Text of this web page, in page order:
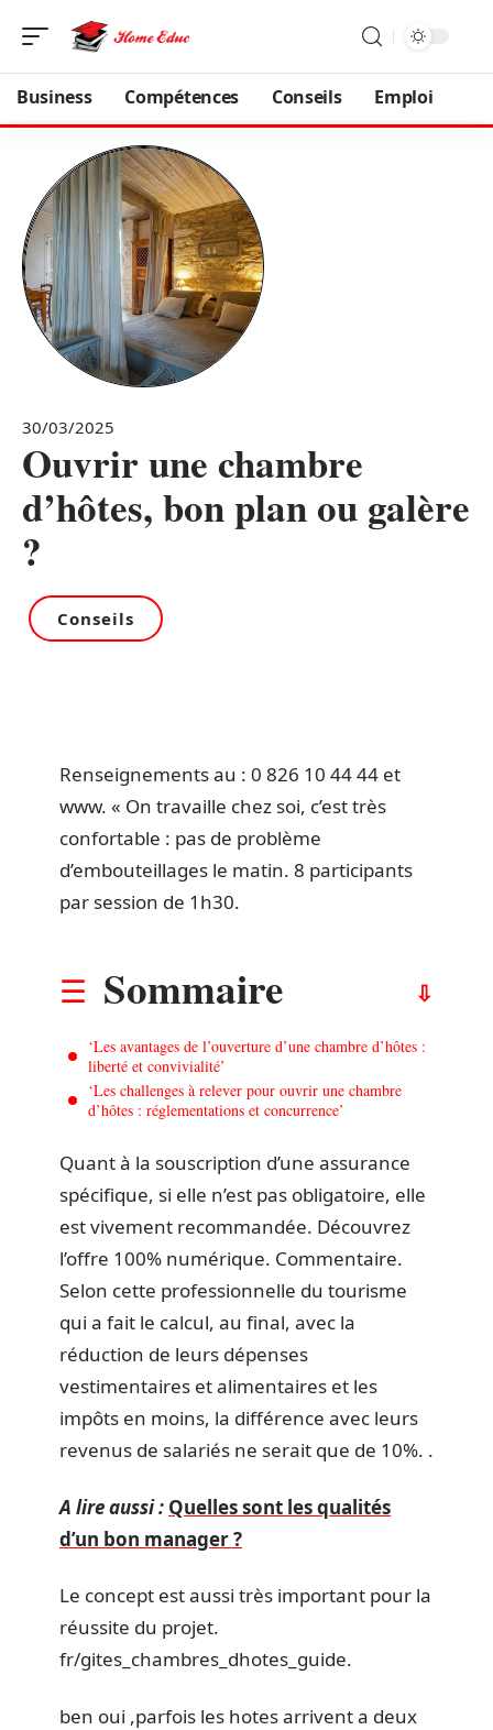
Business Compétences Conseils Emploi
30/03/2025
Ouvrir une chambre
d’hôtes, bon plan ou galère
?
Conseils
Renseignements au : 0 826 10 44 44 et
www. « On travaille chez soi, c’est très
confortable : pas de problème
d’embouteillages le matin. 8 participants
par session de 1h30.
Sommaire
‘Les avantages de l’ouverture d’une chambre d’hôtes :
liberté et convivialité’
‘Les challenges à relever pour ouvrir une chambre
d’hôtes : réglementations et concurrence’
Quant à la souscription d’une assurance
spécifique, si elle n’est pas obligatoire, elle
est vivement recommandée. Découvrez
l’offre 100% numérique. Commentaire.
Selon cette professionnelle du tourisme
qui a fait le calcul, au final, avec la
réduction de leurs dépenses
vestimentaires et alimentaires et les
impôts en moins, la différence avec leurs
revenus de salariés ne serait que de 10%. .
A lire aussi : Quelles sont les qualités
d’un bon manager ?
Le concept est aussi très important pour la
réussite du projet.
fr/gites_chambres_dhotes_guide.
ben oui ,parfois les hotes arrivent a deux